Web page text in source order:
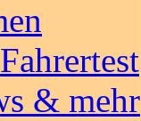
& mehr